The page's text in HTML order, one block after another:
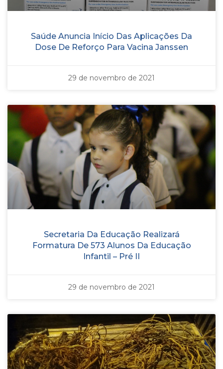
Saúde Anuncia Início Das Aplicações Da
Dose De Reforço Para Vacina Janssen
29 de novembro de 2021
Secretaria Da Educação Realizará
Formatura De 573 Alunos Da Educação
Infantil – Pré II
29 de novembro de 2021